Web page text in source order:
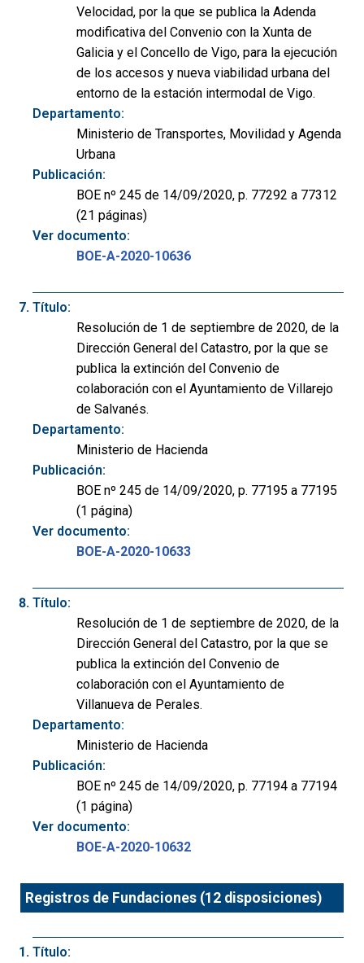
Velocidad, por la que se publica la Adenda
modificativa del Convenio con la Xunta de
Galicia y el Concello de Vigo, para la ejecución
de los accesos y nueva viabilidad urbana del
entorno de la estación intermodal de Vigo.
Departamento:
Ministerio de Transportes, Movilidad y Agenda
Urbana
Publicación:
BOE nº 245 de 14/09/2020, p. 77292 a 77312
(21 páginas)
Ver documento:
BOE-A-2020-10636
Título:
Resolución de 1 de septiembre de 2020, de la
Dirección General del Catastro, por la que se
publica la extinción del Convenio de
colaboración con el Ayuntamiento de Villarejo
de Salvanés.
Departamento:
Ministerio de Hacienda
Publicación:
BOE nº 245 de 14/09/2020, p. 77195 a 77195
(1 página)
Ver documento:
BOE-A-2020-10633
Título:
Resolución de 1 de septiembre de 2020, de la
Dirección General del Catastro, por la que se
publica la extinción del Convenio de
colaboración con el Ayuntamiento de
Villanueva de Perales.
Departamento:
Ministerio de Hacienda
Publicación:
BOE nº 245 de 14/09/2020, p. 77194 a 77194
(1 página)
Ver documento:
BOE-A-2020-10632
Registros de Fundaciones (12 disposiciones)
Título: